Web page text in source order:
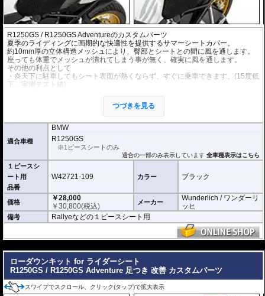
R1250GS / R1250GS Adventureのカスタムパーツ
夏季のライディングに画期的な快適性を提供するサマーシートカバー。
約10mm厚の立体構造メッシュにより、臀部とシートとの間に風を通します。
座っても体重でメッシュが潰れてしまう事が無く、確実に風を通します。
その他の利点として
・炎天下に駐車してもシート表面が熱くならず、すぐに乗車できます。(15度低
下。実測テスト値)
・材質は着脱が簡単なストレッチ素材で、純正シートに被せるだけで装着可
・汎用品ではなく車種別専用品なので、見た目もスマートです。
再販の要望が高かった「動研 サマーシートカバー」が同素材を使用してWunde
rlichより完全復活です。
つづきを見る
適合車種
BMW
R1250GS
※1ピースシートのみ
適合の一部のみ表示しています全車種表示はこちら
１ピースシ
ート用
品番
W42721-109 カラー ブラック
価格
￥28,000
￥30,800(税込) メーカー
Wunderlich / ワンダーリ
ッヒ
備考 Rallyeなどの１ピースシート用
ローダウンキット for ライダーシート
R1250GS / R1250GS Adventure 足つき 改善 カスタムパーツ
スワイプでスクロール、クリック(タップ)で拡大表示